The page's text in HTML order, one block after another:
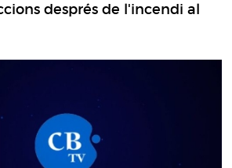
després de l'incendi al